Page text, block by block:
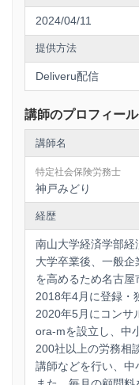
2024/04/11
提供方法
Deliveru配信
講師のプロフィール
講師名
特定社会保険労務士
神戸みどり
経歴
南山大学経済学部経
大学卒業後、一般
を高めるため名古屋
2018年4月に登録・
2020年5月にコンサ
ora-mを設立し、中
200社以上の労務相
講師などを行い、中